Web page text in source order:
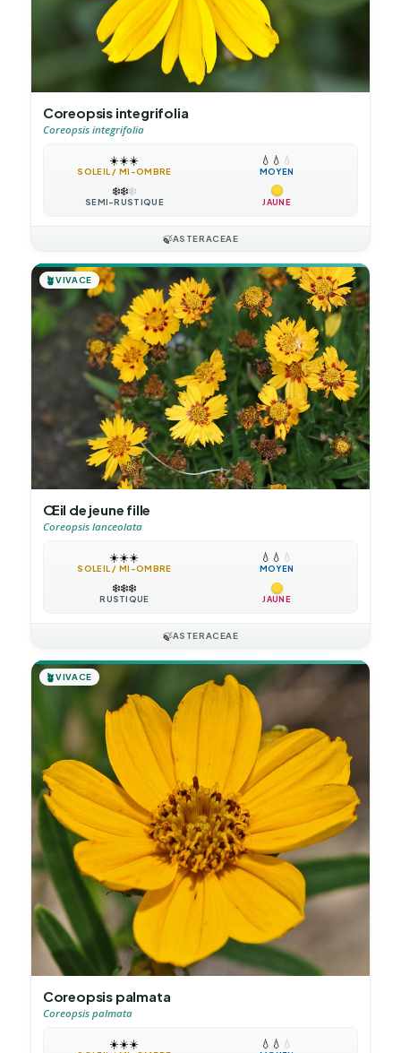
Coreopsis integrifolia
Coreopsis integrifolia
☀️☀️☀️
SOLEIL / MI-OMBRE
💧 💧 💧
MOYEN
❄️❄️❄️
SEMI-RUSTIQUE JAUNE
🍃ASTERACEAE
🪴VIVACE
Œil de jeune fille
Coreopsis lanceolata
☀️☀️☀️
SOLEIL / MI-OMBRE
💧 💧 💧
MOYEN
❄️❄️❄️
RUSTIQUE JAUNE
🍃ASTERACEAE
🪴VIVACE
Coreopsis palmata
Coreopsis palmata
☀️☀️☀️ 💧 💧 💧